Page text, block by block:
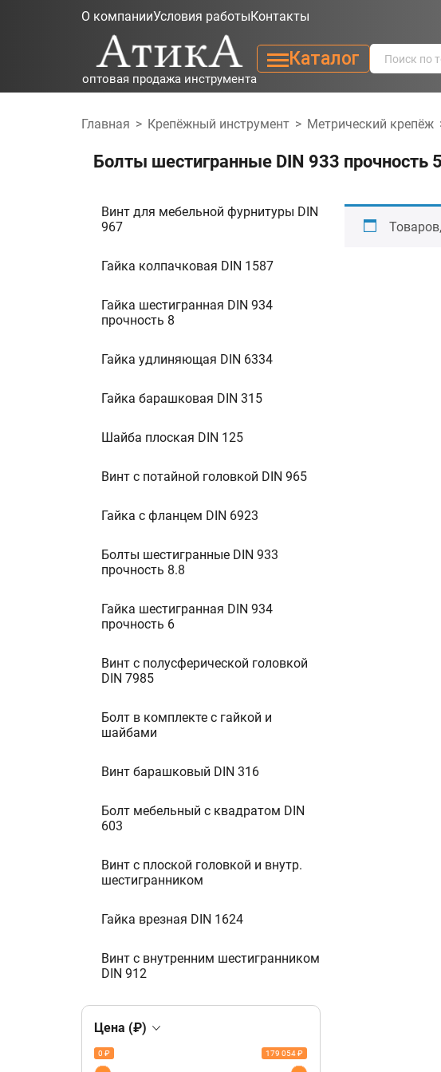
О компанииУсловия работыКонтакты
оптовая продажа инструмента
Каталог
Главная > Крепёжный инструмент > Метрический крепёж
Болты шестигранные DIN 933 прочность
Винт для мебельной фурнитуры DIN
967
Гайка колпачковая DIN 1587
Гайка шестигранная DIN 934
прочность 8
Гайка удлиняющая DIN 6334
Гайка барашковая DIN 315
Шайба плоская DIN 125
Винт с потайной головкой DIN 965
Гайка с фланцем DIN 6923
Болты шестигранные DIN 933
прочность 8.8
Гайка шестигранная DIN 934
прочность 6
Винт с полусферической головкой
DIN 7985
Болт в комплекте с гайкой и
шайбами
Винт барашковый DIN 316
Болт мебельный с квадратом DIN
603
Винт с плоской головкой и внутр.
шестигранником
Гайка врезная DIN 1624
Винт с внутренним шестигранником
DIN 912
Цена (₽)
0 ₽ 179 054 ₽